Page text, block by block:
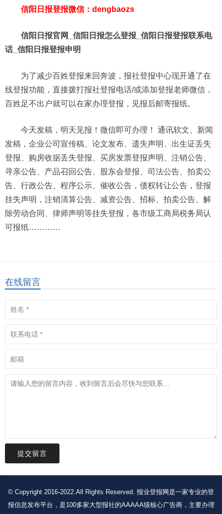
信阳日报登报微信：dengbaozs
信阳日报官网_信阳日报怎么登报_信阳日报登报联系电
话_信阳日报登报申明
为了减少百姓登报来回奔波，报社登报中心现开通了在
线登报功能，直接拨打报社登报电话/或添加登报老师微信，
百姓足不出户就可以在家办理登报，见报后邮寄报纸。
今天发稿，明天见报！微信即可办理！ 通讯软文、新闻
发稿，企业公司宣传稿、论文发布、遗失声明、出生证丢失
登报、购房收据丢失登报、买房发票登报声明、注销公告、
寻亲公告、产品召回公告、股东会登报、司法公告、拍卖公
告、行政公告、程序公示、催收公告，债权转让公告，登报
挂失声明，注销清算公告、减资公告、招标、拍卖公告、解
除劳动合同、律师声明等挂失登报，各市级工商局税务局认
可报纸…………
在线留言
提交留言
© Copyright 2016-2022.All Rights Reserved. 报业登报网是一家专业的登
报信息发布平台，是100多家大型报社的AAAAA级核心广告商，主要办理